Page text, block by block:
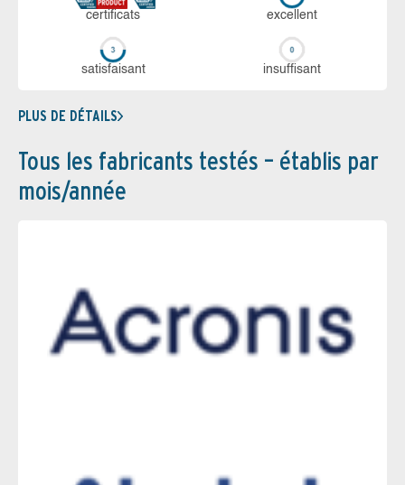
certi­ficats ex­cellent
sa­tis­fai­sant in­suf­fi­sant
PLUS DE DÉTAILS
Tous les fabricants testés – établis par
mois/année